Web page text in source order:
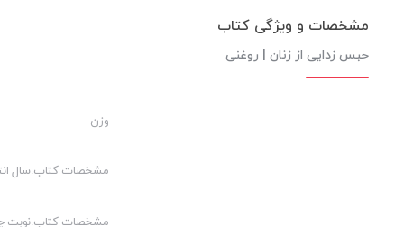
مشخصات و ویژگی کتاب
حبس زدایی از زنان | روغنی
وزن
مشخصات کتاب.سال
مشخصات کتاب.نوبت